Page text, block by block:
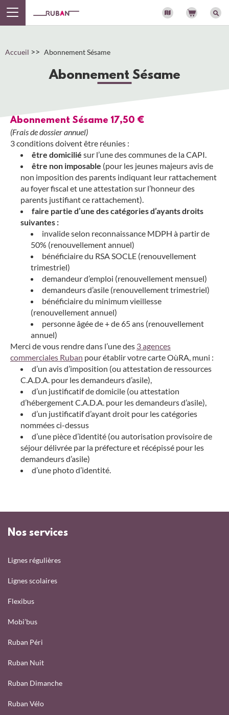
Accueil >> Abonnement Sésame
Abonnement Sésame
Abonnement Sésame 17,50 €
(Frais de dossier annuel)
3 conditions doivent être réunies :
être domicilié sur l’une des communes de la CAPI.
être non imposable (pour les jeunes majeurs avis de
non imposition des parents indiquant leur rattachement
au foyer fiscal et une attestation sur l’honneur des
parents justifiant ce rattachement).
faire partie d’une des catégories d’ayants droits
suivantes :
invalide selon reconnaissance MDPH à partir de
50% (renouvellement annuel)
bénéficiaire du RSA SOCLE (renouvellement
trimestriel)
demandeur d’emploi (renouvellement mensuel)
demandeurs d’asile (renouvellement trimestriel)
bénéficiaire du minimum vieillesse
(renouvellement annuel)
personne âgée de + de 65 ans (renouvellement
annuel)
Merci de vous rendre dans l’une des 3 agences
commerciales Ruban pour établir votre carte OùRA, muni :
d’un avis d’imposition (ou attestation de ressources
C.A.D.A. pour les demandeurs d’asile),
d’un justificatif de domicile (ou attestation
d’hébergement C.A.D.A. pour les demandeurs d’asile),
d’un justificatif d’ayant droit pour les catégories
nommées ci-dessus
d’une pièce d’identité (ou autorisation provisoire de
séjour délivrée par la préfecture et récépissé pour les
demandeurs d’asile)
d’une photo d’identité.
Nos services
Lignes régulières
Lignes scolaires
Flexibus
Mobi’bus
Ruban Péri
Ruban Nuit
Ruban Dimanche
Ruban Vélo